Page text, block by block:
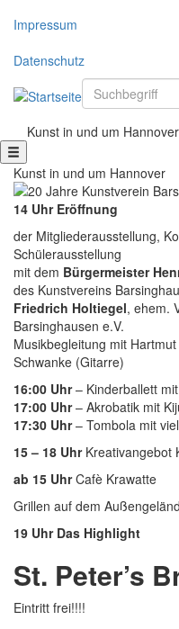
Impressum
Datenschutz
Suchbegriff
Kunst in und um Hannover
Kunst in und um Hannover
14 Uhr Eröffnung
der Mitgliederausstellung,
Schülerausstellung
mit dem Bürgermeister
des Kunstvereins
Friedrich Holtiegel, ehem.
Barsinghausen e.V.
Musikbegleitung mit
Schwanke (Gitarre)
16:00 Uhr– Kinderballett
17:00 Uhr– Akrobatik mit
17:30 Uhr– Tombola mit
15 – 18 UhrKreativangebot
ab 15 UhrCafè Krawatte
Grillen auf dem
19 Uhr Das Highlight
St. Peter’s
Eintritt frei!!!!